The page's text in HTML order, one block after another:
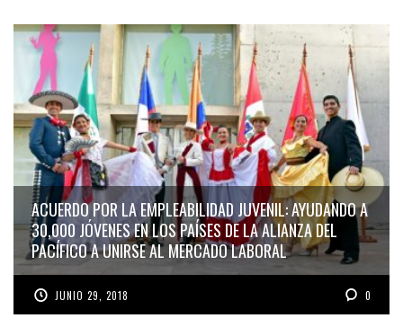
ACUERDO POR LA EMPLEABILIDAD JUVENIL: AYUDANDO A
30,000 JÓVENES EN LOS PAÍSES DE LA ALIANZA DEL
PACÍFICO A UNIRSE AL MERCADO LABORAL
JUNIO 29, 2018 0